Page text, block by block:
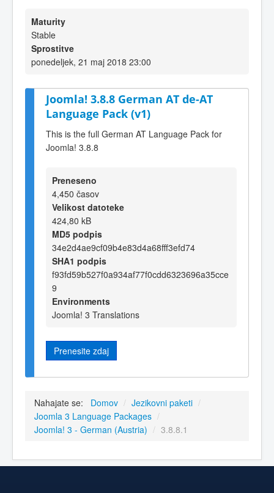
Maturity
Stable
Sprostitve
ponedeljek, 21 maj 2018 23:00
Joomla! 3.8.8 German AT de-AT
Language Pack (v1)
This is the full German AT Language Pack for
Joomla! 3.8.8
Preneseno
4,450 časov
Velikost datoteke
424,80 kB
MD5 podpis
34e2d4ae9cf09b4e83d4a68fff3efd74
SHA1 podpis
f93fd59b527f0a934af77f0cdd6323696a35cce
9
Environments
Joomla! 3 Translations
Prenesite zdaj
Nahajate se: Domov / Jezikovni paketi /
Joomla 3 Language Packages /
Joomla! 3 - German (Austria) / 3.8.8.1